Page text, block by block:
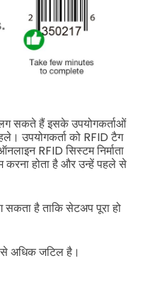
लग सकते हैं इसके उपयोगकर्ताओं
उपयोगकर्ता को RFID टैग
RFID सिस्टम निर्माता
करना होता है और उन्हें पहले से
है ताकि सेटअप पूरा हो
से अधिक जटिल है।